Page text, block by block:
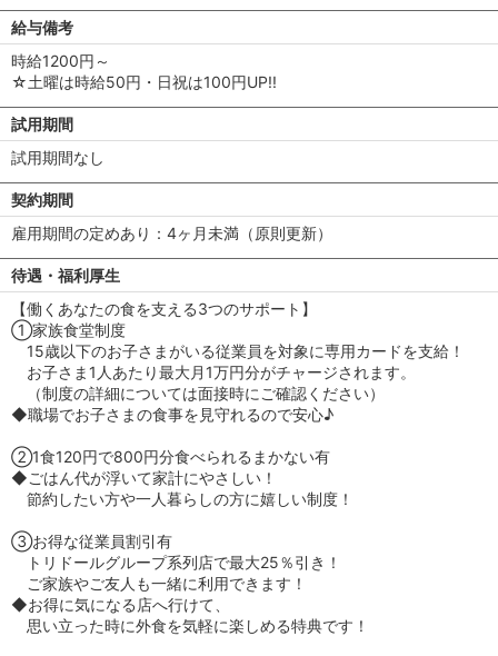
給与備考
時給1200円～
☆土曜は時給50円・日祝は100円UP!!
試用期間
試用期間なし
契約期間
雇用期間の定めあり：4ヶ月未満（原則更新）
待遇・福利厚生
【働くあなたの食を支える3つのサポート】
①家族食堂制度
15歳以下のお子さまがいる従業員を対象に専用カードを支給！
お子さま1人あたり最大月1万円分がチャージされます。
（制度の詳細については面接時にご確認ください）
◆職場でお子さまの食事を見守れるので安心♪
②1食120円で800円分食べられるまかない有
◆ごはん代が浮いて家計にやさしい！
節約したい方や一人暮らしの方に嬉しい制度！
③お得な従業員割引有
トリドールグループ系列店で最大25％引き！
ご家族やご友人も一緒に利用できます！
◆お得に気になる店へ行けて、
思い立った時に外食を気軽に楽しめる特典です！